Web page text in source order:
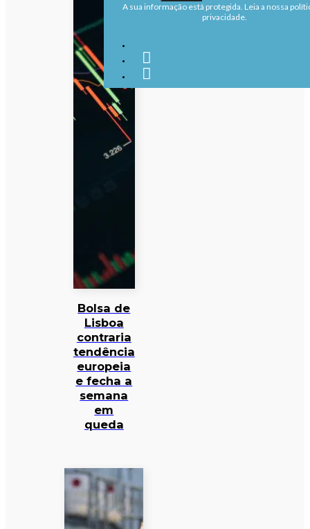
Bolsa de
Lisboa
contraria
tendência
europeia
e fecha a
semana
em
queda
A sua informação está protegida. Leia a nossa
privacidade.